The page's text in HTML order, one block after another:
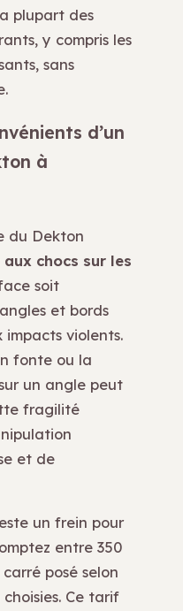
plupart des
y compris les
sans
d’un
à
du Dekton
chocs sur les
soit
et bords
violents.
fonte ou la
un angle peut
fragilité
et de
un frein pour
entre 350
posé selon
Ce tarif